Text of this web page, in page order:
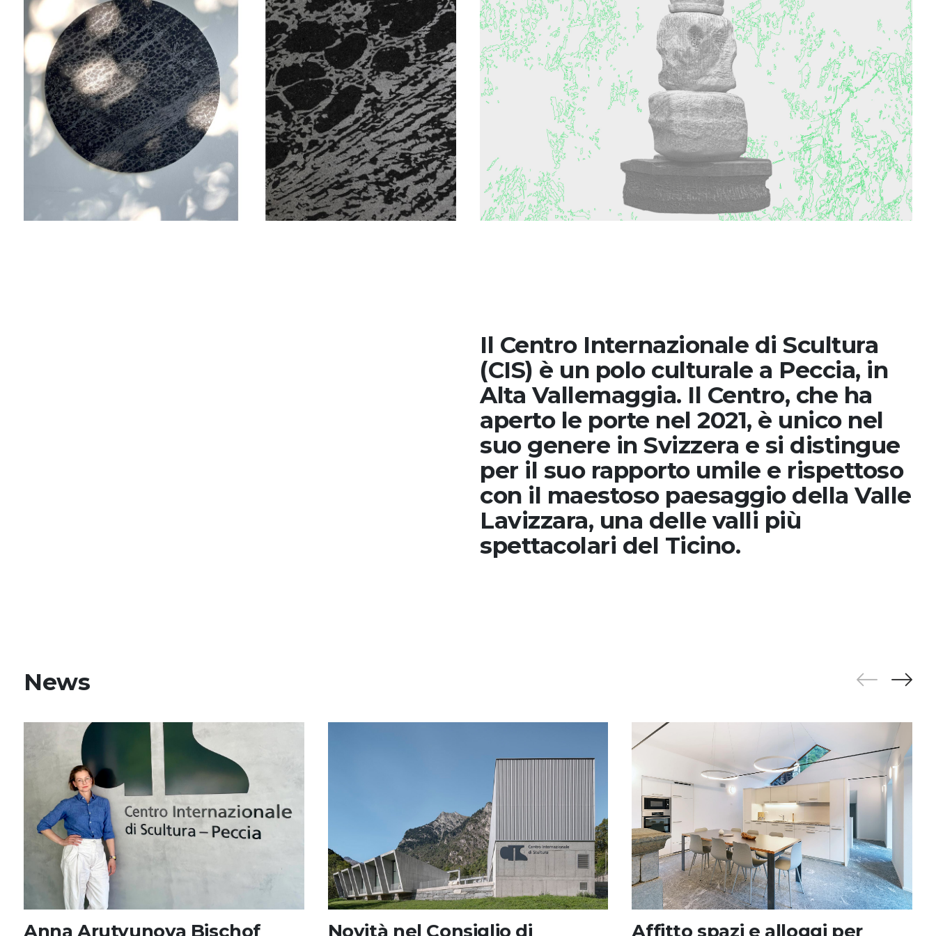
Sostenere
Media
DE EN IT
Il Centro Internazionale di Scultura
(CIS) è un polo culturale a Peccia, in
Alta Vallemaggia. Il Centro, che ha
aperto le porte nel 2021, è unico nel
suo genere in Svizzera e si distingue
per il suo rapporto umile e rispettoso
con il maestoso paesaggio della Valle
Lavizzara, una delle valli più
spettacolari del Ticino.
News
Anna Arutyunova Bischof Novità nel Consiglio di Affitto spazi e alloggi per